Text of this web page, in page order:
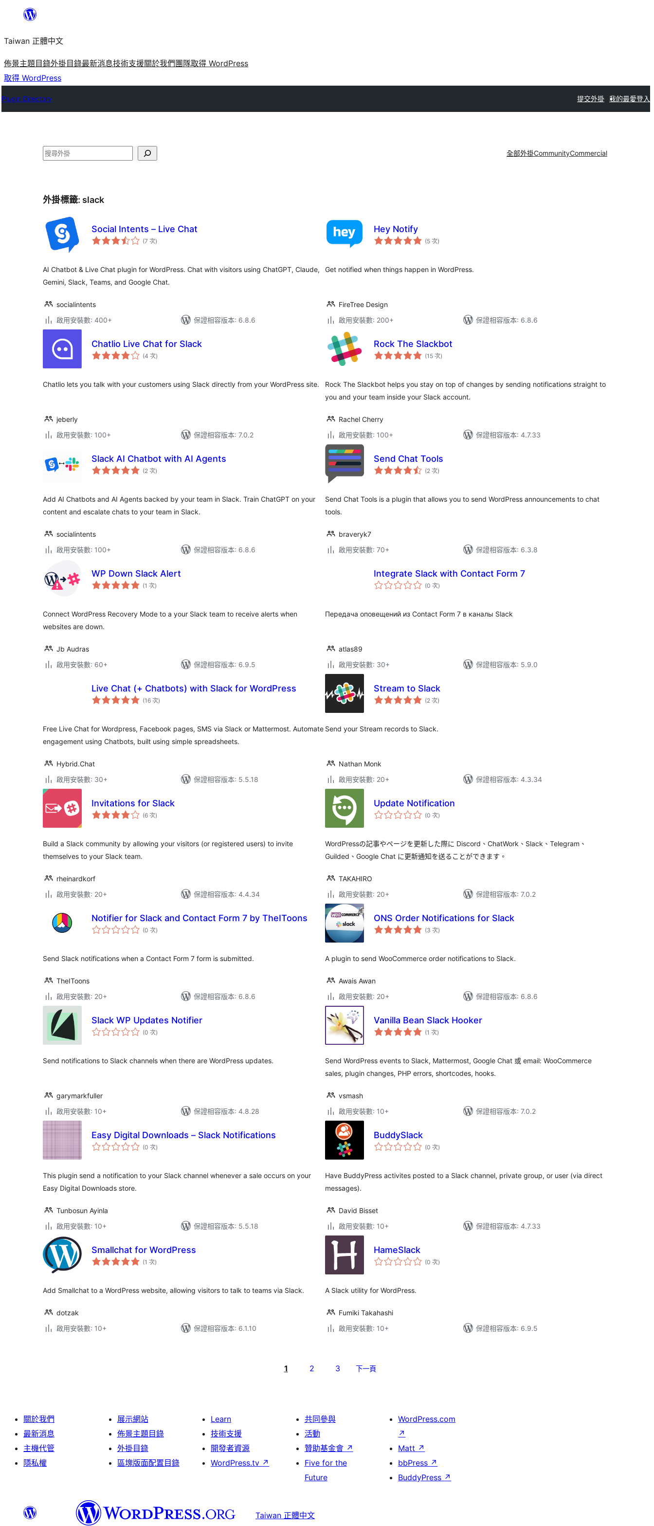
主
要
內
容
Taiwan 正體中文
佈景主題目錄外掛目錄最新消息技術支援關於我們 團隊取得 WordPress
取得 WordPress
Plugin Directory 提交外掛 我的最愛登入
搜
全部外掛CommunityCommercial
外掛標籤: slack
Social Intents – Live Chat
(7 次評
分)
AI Chatbot & Live Chat plugin for WordPress. Chat with visitors using ChatGPT, Claude,
Gemini, Slack, Teams, and Google Chat.
socialintents
啟用安裝數: 400+
保證相容版本: 6.8.6
Hey Notify
(5 次評
分)
Get notified when things happen in WordPress.
FireTree Design
啟用安裝數: 200+
保證相容版本: 6.8.6
Chatlio Live Chat for Slack
(4 次評
分)
Chatlio lets you talk with your customers using Slack directly from your WordPress site.
jeberly
啟用安裝數: 100+
保證相容版本: 7.0.2
Rock The Slackbot
(15 次評
分)
Rock The Slackbot helps you stay on top of changes by sending notifications straight to
you and your team inside your Slack account.
Rachel Cherry
啟用安裝數: 100+
保證相容版本: 4.7.33
Slack AI Chatbot with AI Agents
(2 次評
分)
Add AI Chatbots and AI Agents backed by your team in Slack. Train ChatGPT on your
content and escalate chats to your team in Slack.
socialintents
啟用安裝數: 100+
保證相容版本: 6.8.6
Send Chat Tools
(2 次評
分)
Send Chat Tools is a plugin that allows you to send WordPress announcements to chat
tools.
braveryk7
啟用安裝數: 70+
保證相容版本: 6.3.8
WP Down Slack Alert
(1 次評
分)
Connect WordPress Recovery Mode to a your Slack team to receive alerts when
websites are down.
Jb Audras
啟用安裝數: 60+
保證相容版本: 6.9.5
Integrate Slack with Contact Form 7
(0 次評
分)
Передача оповещений из Contact Form 7 в каналы Slack
atlas89
啟用安裝數: 30+
保證相容版本: 5.9.0
Live Chat (+ Chatbots) with Slack for WordPress
(16 次評
分)
Free Live Chat for Wordpress, Facebook pages, SMS via Slack or Mattermost. Automate
engagement using Chatbots, built using simple spreadsheets.
Hybrid.Chat
啟用安裝數: 30+
保證相容版本: 5.5.18
Stream to Slack
(2 次評
分)
Send your Stream records to Slack.
Nathan Monk
啟用安裝數: 20+
保證相容版本: 4.3.34
Invitations for Slack
(6 次評
分)
Build a Slack community by allowing your visitors (or registered users) to invite
themselves to your Slack team.
rheinardkorf
啟用安裝數: 20+
保證相容版本: 4.4.34
Update Notification
(0 次評
分)
WordPressの記事やページを更新した際に Discord、ChatWork、Slack、Telegram、
Guilded、Google Chat に更新通知を送ることができます。
TAKAHIRO
啟用安裝數: 20+
保證相容版本: 7.0.2
Notifier for Slack and Contact Form 7 by TheIToons
(0 次評
分)
Send Slack notifications when a Contact Form 7 form is submitted.
TheIToons
啟用安裝數: 20+
保證相容版本: 6.8.6
ONS Order Notifications for Slack
(3 次評
分)
A plugin to send WooCommerce order notifications to Slack.
Awais Awan
啟用安裝數: 20+
保證相容版本: 6.8.6
Slack WP Updates Notifier
(0 次評
分)
Send notifications to Slack channels when there are WordPress updates.
garymarkfuller
啟用安裝數: 10+
保證相容版本: 4.8.28
Vanilla Bean Slack Hooker
(1 次評
分)
Send WordPress events to Slack, Mattermost, Google Chat 或 email: WooCommerce
sales, plugin changes, PHP errors, shortcodes, hooks.
vsmash
啟用安裝數: 10+
保證相容版本: 7.0.2
Easy Digital Downloads – Slack Notifications
(0 次評
分)
This plugin send a notification to your Slack channel whenever a sale occurs on your
Easy Digital Downloads store.
Tunbosun Ayinla
啟用安裝數: 10+
保證相容版本: 5.5.18
BuddySlack
(0 次評
分)
Have BuddyPress activites posted to a Slack channel, private group, or user (via direct
messages).
David Bisset
啟用安裝數: 10+
保證相容版本: 4.7.33
Smallchat for WordPress
(1 次評
分)
Add Smallchat to a WordPress website, allowing visitors to talk to teams via Slack.
dotzak
啟用安裝數: 10+
保證相容版本: 6.1.10
HameSlack
(0 次評
分)
A Slack utility for WordPress.
Fumiki Takahashi
啟用安裝數: 10+
保證相容版本: 6.9.5
1 2 3 下一頁
關於我們
最新消息
主機代管
隱私權
展示網站
佈景主題目錄
外掛目錄
區塊版面配置目錄
Learn
技術支援
開發者資源
WordPress.tv ↗
共同參與
活動
贊助基金會 ↗
Five for the
Future
WordPress.com
↗
Matt ↗
bbPress ↗
BuddyPress ↗
Taiwan 正體中文